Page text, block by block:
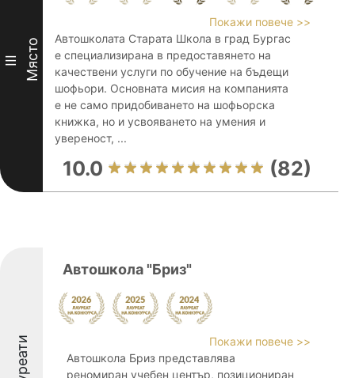
III Място
Покажи повече >>
Автошколата Старата Школа в град Бургас
е специализирана в предоставянето на
качествени услуги по обучение на бъдещи
шофьори. Основната мисия на компанията
е не само придобиването на шофьорска
книжка, но и усвояването на умения и
увереност, ...
10.0 (82)
Автошкола "Бриз"
Покажи повече >>
Автошкола Бриз представлява
реномиран учебен център, позициониран